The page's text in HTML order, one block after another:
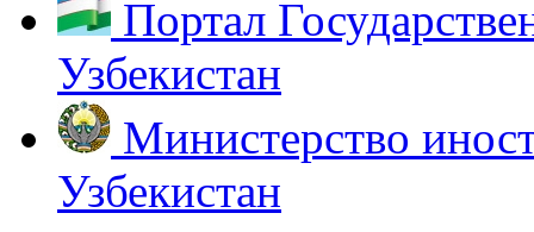
Портал
Узбекистан
Министерство
Узбекистан